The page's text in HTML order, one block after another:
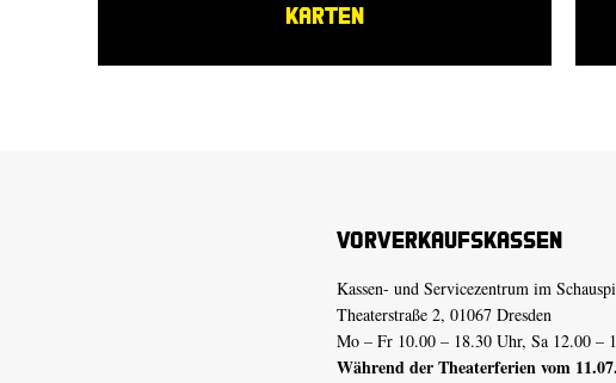
KARTEN
Vorverkaufskassen
Kassen- und Servicezentrum im
Theaterstraße 2, 01067 Dresden
Mo – Fr 10.00 – 18.30 Uhr, Sa 12.00 –
Während der Theaterferien vom